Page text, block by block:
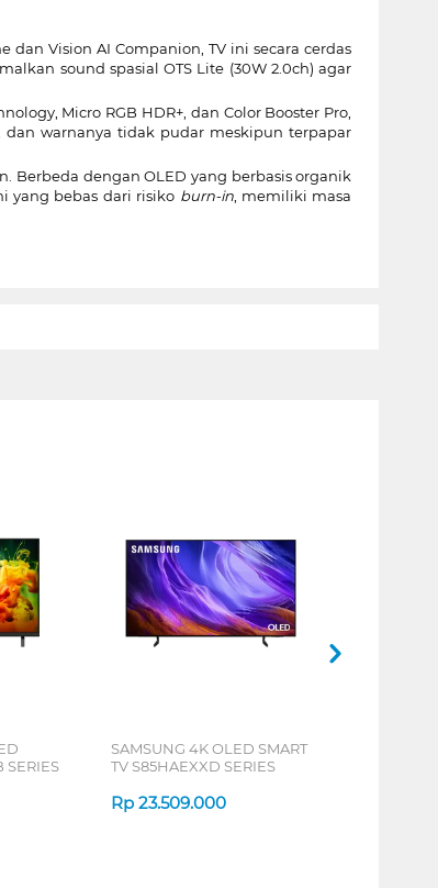
dan Vision AI Companion, TV ini secara cerdas
sound spasial OTS Lite (30W 2.0ch) agar
Micro RGB HDR+, dan Color Booster Pro,
warnanya tidak pudar meskipun terpapar
Berbeda dengan OLED yang berbasis organik
yang bebas dari risiko burn-in, memiliki masa
SERIES
SAMSUNG 4K OLED SMART
TV S85HAEXXD SERIES
Rp 23.509.000